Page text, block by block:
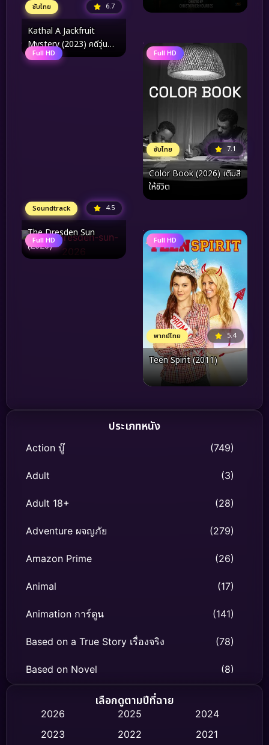
Full HD
ซับไทย 6.7
Kathal A Jackfruit
Mystery (2023) คดีวุ่น
ขนุนอลเวง
Full HD
ซับไทย 7.1
Color Book (2026) เติมสี
ให้ชีวิต
Full HD
Soundtrack 4.5
The Dresden Sun
(2026)
Full HD
พากย์ไทย 5.4
Teen Spirit (2011)
ประเภทหนัง
Action บู๊ (749)
Adult (3)
Adult 18+ (28)
Adventure ผจญภัย (279)
Amazon Prime (26)
Animal (17)
Animation การ์ตูน (141)
Based on a True Story เรื่องจริง (78)
Based on Novel (8)
Biography ชีวิตจริงเลือกดูตามปีที่ฉาย
2026 2025
2024
2023
2022
2021